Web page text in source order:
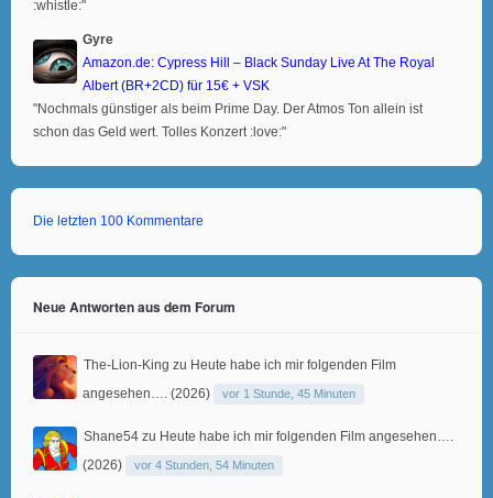
:whistle:"
Gyre
Amazon.de: Cypress Hill – Black Sunday Live At The Royal
Albert (BR+2CD) für 15€ + VSK
"Nochmals günstiger als beim Prime Day. Der Atmos Ton allein ist
schon das Geld wert. Tolles Konzert :love:"
Die letzten 100 Kommentare
Neue Antworten aus dem Forum
The-Lion-King zu Heute habe ich mir folgenden Film
angesehen…. (2026)
vor 1 Stunde, 45 Minuten
Shane54 zu Heute habe ich mir folgenden Film angesehen….
(2026)
vor 4 Stunden, 54 Minuten